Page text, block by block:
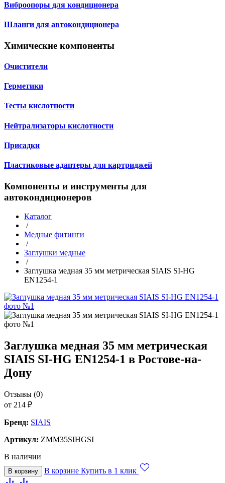
Виброопоры для кондиционера
Шланги для автокондиционера
Химические компоненты
Очистители
Герметики
Тесты кислотности
Нейтрализаторы кислотности
Присадки
Пластиковые адаптеры для картриджей
Компоненты и инструменты для
автокондиционеров
Каталог
/
Медные фитинги
/
Заглушки медные
/
Заглушка медная 35 мм метрическая SIAIS SI-HG
EN1254-1
Заглушка медная 35 мм метрическая
SIAIS SI-HG EN1254-1 в Ростове-на-
Дону
Отзывы (0)
от 214 ₽
Бренд: SIAIS
Артикул: ZMM35SIHGSI
В наличии
В корзину В корзине Купить в 1 клик